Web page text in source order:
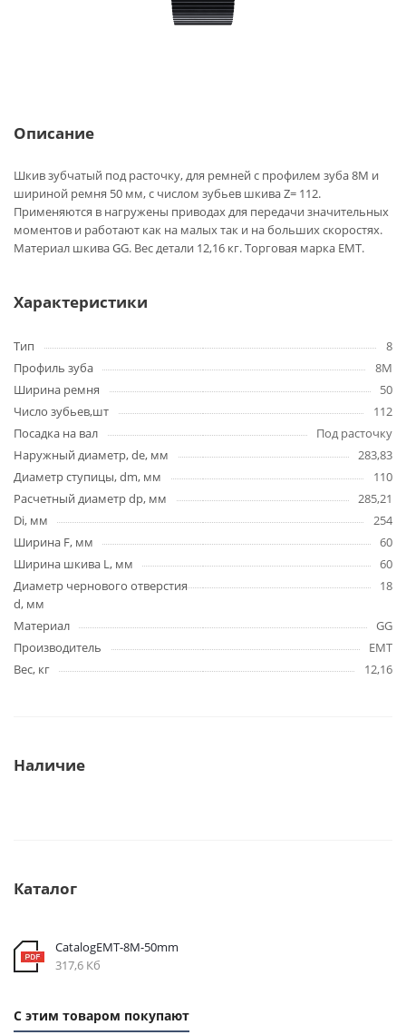
Описание
Шкив зубчатый под расточку, для ремней с профилем зуба 8M и
шириной ремня 50 мм, с числом зубьев шкива Z= 112.
Применяются в нагружены приводах для передачи значительных
моментов и работают как на малых так и на больших скоростях.
Материал шкива GG. Вес детали 12,16 кг. Торговая марка EMT.
Характеристики
Тип
8
Профиль зуба
8M
Ширина ремня
50
Число зубьев,шт
112
Посадка на вал
Под расточку
Наружный диаметр, de, мм
283,83
Диаметр ступицы, dm, мм
110
Расчетный диаметр dp, мм
285,21
Di, мм
254
Ширина F, мм
60
Ширина шкива L, мм
60
Диаметр чернового отверстия
d, мм
18
Материал
GG
Производитель
EMT
Вес, кг
12,16
Наличие
Каталог
CatalogEMT-8М-50mm
317,6 Кб
С этим товаром покупают